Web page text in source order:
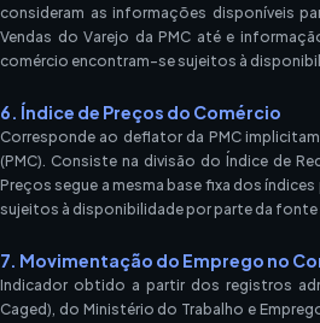
consideram as informações disponíveis
Vendas do Varejo da PMC até e
comércio encontram-se sujeitos à
6. Índice de Preços do Comércio
Corresponde ao deflator da PMC
(PMC). Consiste na divisão do Índice de
Preços segue a mesma base fixa dos
sujeitos à disponibilidade por parte da fonte
7. Movimentação do Emprego no
Indicador obtido a partir dos registros
Caged), do Ministério do Trabalho e